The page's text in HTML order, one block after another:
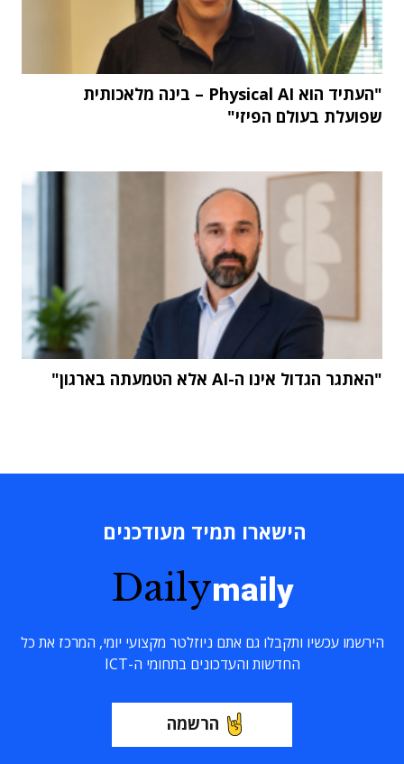
"העתיד הוא Physical AI – בינה מלאכותית
שפועלת בעולם הפיזי"
"האתגר הגדול אינו ה-AI אלא הטמעתה בארגון"
הישארו תמיד מעודכנים
Dailymaily
הירשמו עכשיו ותקבלו גם אתם ניוזלטר מקצועי יומי, המרכז את כל
החדשות והעדכונים בתחומי ה-ICT
הרשמה